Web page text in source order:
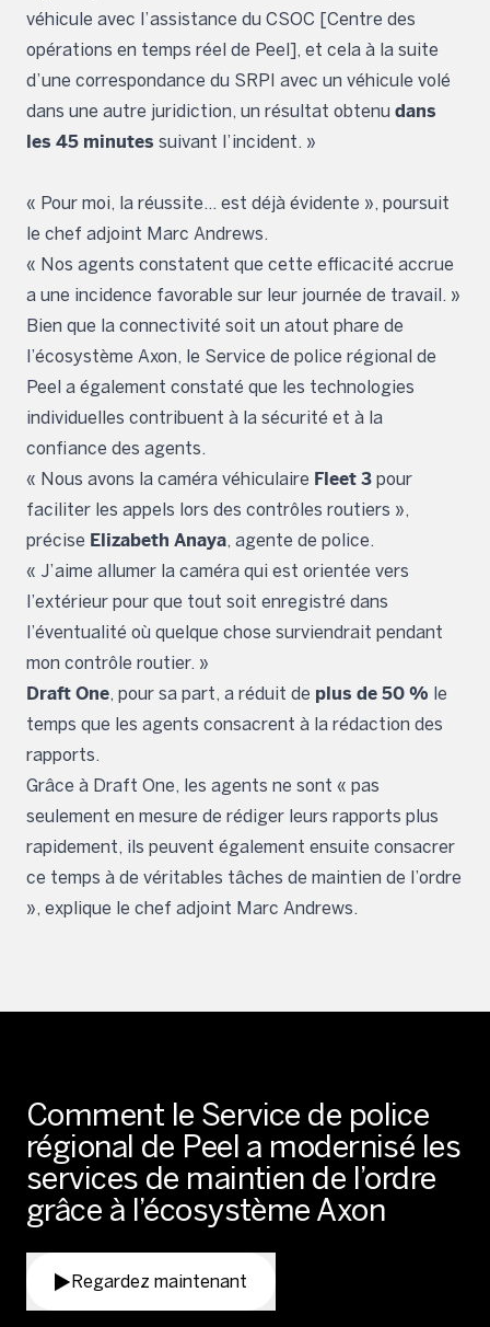
véhicule avec l’assistance du CSOC [Centre des
opérations en temps réel de Peel], et cela à la suite
d’une correspondance du SRPI avec un véhicule volé
dans une autre juridiction, un résultat obtenu dans
les 45 minutes suivant l’incident. »
« Pour moi, la réussite… est déjà évidente », poursuit
le chef adjoint Marc Andrews.
« Nos agents constatent que cette efficacité accrue
a une incidence favorable sur leur journée de travail. »
Bien que la connectivité soit un atout phare de
l’écosystème Axon, le Service de police régional de
Peel a également constaté que les technologies
individuelles contribuent à la sécurité et à la
confiance des agents.
« Nous avons la caméra véhiculaire Fleet 3 pour
faciliter les appels lors des contrôles routiers »,
précise Elizabeth Anaya, agente de police.
« J’aime allumer la caméra qui est orientée vers
l’extérieur pour que tout soit enregistré dans
l’éventualité où quelque chose surviendrait pendant
mon contrôle routier. »
Draft One, pour sa part, a réduit de plus de 50 % le
temps que les agents consacrent à la rédaction des
rapports.
Grâce à Draft One, les agents ne sont « pas
seulement en mesure de rédiger leurs rapports plus
rapidement, ils peuvent également ensuite consacrer
ce temps à de véritables tâches de maintien de l’ordre
», explique le chef adjoint Marc Andrews.
Comment le Service de police
régional de Peel a modernisé les
services de maintien de l’ordre
grâce à l’écosystème Axon
Regardez maintenant